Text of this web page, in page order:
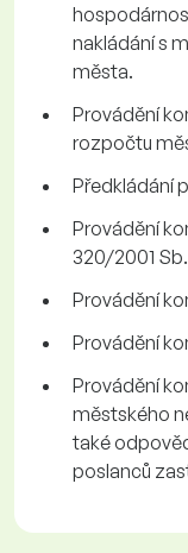
nakládání s
města.
Provádění
rozpočtu
Předkládání
Provádění
320/2001
Provádění
Provádění
Provádění
městského
také
poslanců